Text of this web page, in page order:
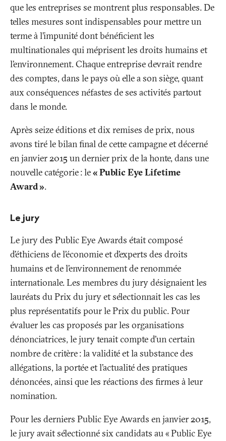
que les entreprises se montrent plus responsables. De
telles mesures sont indispensables pour mettre un
terme à l’impunité dont bénéficient les
multinationales qui méprisent les droits humains et
l’environnement. Chaque entreprise devrait rendre
des comptes, dans le pays où elle a son siège, quant
aux conséquences néfastes de ses activités partout
dans le monde.
Après seize éditions et dix remises de prix, nous
avons tiré le bilan final de cette campagne et décerné
en janvier 2015 un dernier prix de la honte, dans une
nouvelle catégorie: le«Public Eye Lifetime
Award».
Le jury
Le jury des Public Eye Awards était composé
d’éthiciens de l’économie et d’experts des droits
humains et de l’environnement de renommée
internationale. Les membres du jury désignaient les
lauréats du Prix du jury et sélectionnait les cas les
plus représentatifs pour le Prix du public. Pour
évaluer les cas proposés par les organisations
dénonciatrices, le jury tenait compte d’un certain
nombre de critère: la validité et la substance des
allégations, la portée et l’actualité des pratiques
dénoncées, ainsi que les réactions des firmes à leur
nomination.
Pour les derniers Public Eye Awards en janvier 2015,
le jury avait sélectionné six candidats au «Public Eye